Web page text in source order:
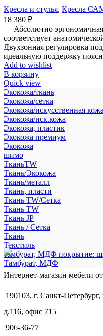
Кресла и стулья, Кресла
18 380 ₽
— Абсолютно
соответствует
Двухзонная регулировка
идеальную поддержку
Add to wishlist
В корзину
Quick view
Экокожа/ткань
Экокожа/сетка
Экокожа/искусственная кожа
Экокожа/иск.кожа
Экокожа, пластик
Экокожа премиум
Экокожа
шимо
ТканьTW
Ткань/Экокожа
Ткань/металл
Ткань, пласти
Ткань TW/Сетка
Ткань TW
Ткань JP
Ткань / Сетка
Ткань
Текстиль
тамбурат, МДФ покрытие:
Тамбурат, МДФ
Интернет-магазин мебели
190103, г. Санкт-
д.116, офис 715
906-36-77